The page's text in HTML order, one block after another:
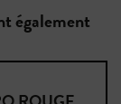
également